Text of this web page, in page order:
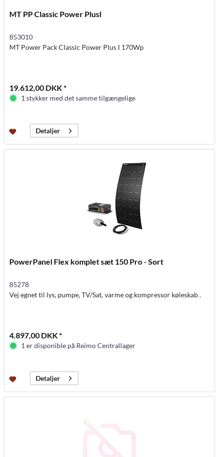
MT PP Classic Power PlusI
853010
MT Power Pack Classic Power Plus I 170Wp
19.612,00 DKK *
1 stykker med det samme tilgængelige
Detaljer
PowerPanel Flex komplet sæt 150 Pro - Sort
85278
Vej egnet til lys, pumpe, TV/Sat, varme og kompressor køleskab .
4.897,00 DKK *
1 er disponible på Reimo Centrallager
Detaljer